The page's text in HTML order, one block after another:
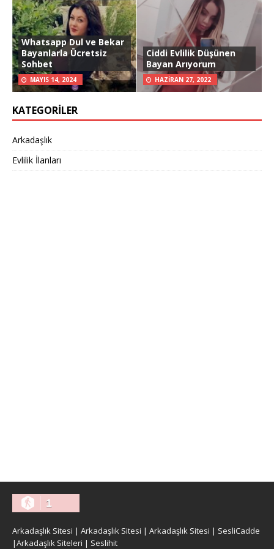
Whatsapp Dul ve Bekar
Bayanlarla Ücretsiz
Sohbet
MAYIS 14, 2024
Ciddi Evlilik Düşünen
Bayan Arıyorum
HAZIRAN 27, 2022
KATEGORILER
Arkadaşlık
Evlilik İlanları
1
Arkadaşlık Sitesi | Arkadaşlık Sitesi | Arkadaşlık Sitesi | SesliCadde
|Arkadaşlık Siteleri | Seslihit